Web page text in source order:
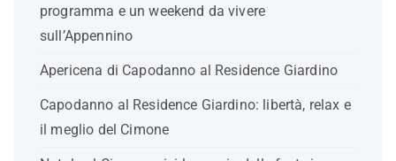
programma e un weekend da vivere
sull’Appennino
Apericena di Capodanno al Residence Giardino
Capodanno al Residence Giardino: libertà, relax e
il meglio del Cimone